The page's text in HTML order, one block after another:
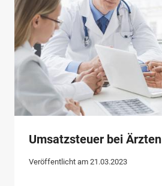
Umsatzsteuer bei Ärzten
Veröffentlicht am 21.03.2023